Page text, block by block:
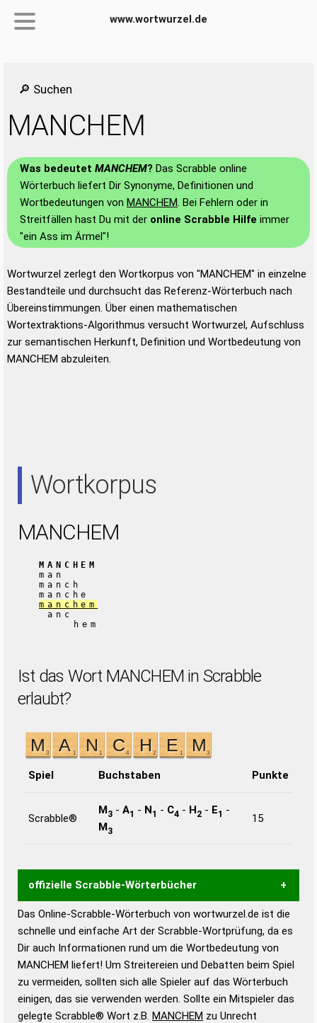
www.wortwurzel.de
🔎 Suchen
MANCHEM
Was bedeutet MANCHEM? Das Scrabble online
Wörterbuch liefert Dir Synonyme, Definitionen und
Wortbedeutungen von MANCHEM. Bei Fehlern oder in
Streitfällen hast Du mit der online Scrabble Hilfe immer
"ein Ass im Ärmel"!
Wortwurzel zerlegt den Wortkorpus von "MANCHEM" in einzelne
Bestandteile und durchsucht das Referenz-Wörterbuch nach
Übereinstimmungen. Über einen mathematischen
Wortextraktions-Algorithmus versucht Wortwurzel, Aufschluss
zur semantischen Herkunft, Definition und Wortbedeutung von
MANCHEM abzuleiten.
Wortkorpus
MANCHEM
MANCHEM
man
manch
manche
manchem
anc
hem
Ist das Wort MANCHEM in Scrabble
erlaubt?
Spiel Buchstaben Punkte
Scrabble®
M3 - A1 - N1 - C4 - H2 - E1 -
M3
15
offizielle Scrabble-Wörterbücher
Wortwurzel liefert mit Hilfe eines semantischen
Wortanalyse-Algorithmus gute Anhaltspunkte zu
Wortbedeutung, Worttrennung und Wortform, um die
Gültigkeit eines Wortes für das Scrabble-Spiel zu
bestimmen!
zugelassene Turnier Scrabble-
Wörterbücher sind:
Das Online-Scrabble-Wörterbuch von wortwurzel.de ist die
schnelle und einfache Art der Scrabble-Wortprüfung, da es
Dir auch Informationen rund um die Wortbedeutung von
MANCHEM liefert! Um Streitereien und Debatten beim Spiel
zu vermeiden, sollten sich alle Spieler auf das Wörterbuch
einigen, das sie verwenden werden. Sollte ein Mitspieler das
gelegte Scrabble® Wort z.B. MANCHEM zu Unrecht